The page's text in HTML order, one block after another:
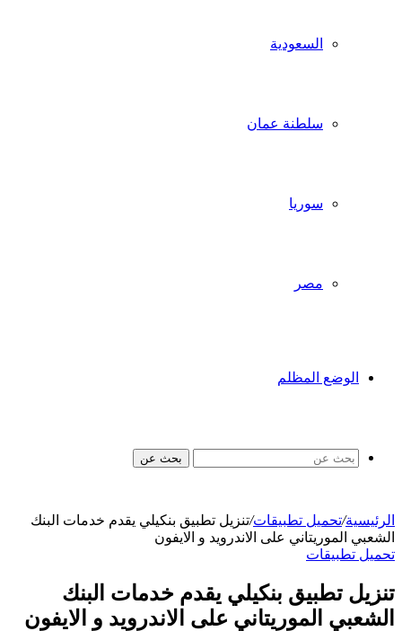
السعودية
سلطنة عمان
سوريا
المظلم
/تحميل تطبيقات/تنزيل تطبيق بنكيلي يقدم خدمات البنك
على الاندرويد و الايفون
تطبيق بنكيلي يقدم خدمات البنك
الموريتاني على الاندرويد و الايفون